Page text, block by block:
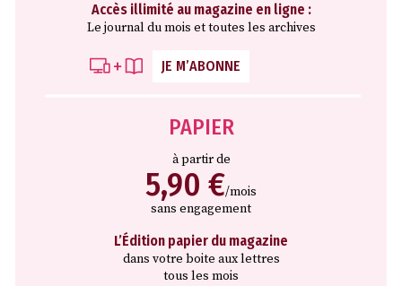
Accès illimité au magazine en ligne :
Le journal du mois et toutes les archives
JE M’ABONNE
PAPIER
à partir de
5,90 €/mois
sans engagement
L’Édition papier du magazine
dans votre boite aux lettres
tous les mois